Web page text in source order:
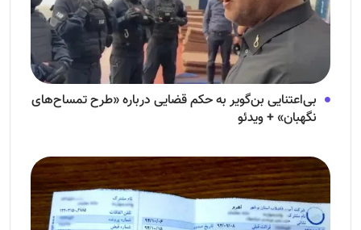
بی‌اعتنایی بن‌گویر به حکم قضایی درباره «طرح تمساح‌های
نگهبان» + ویدئو